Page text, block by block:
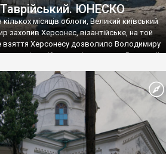
ЮНЕСКО
кількох місяців облоги, Великий київський
захопив Херсонес, візантійське, на той
взяття Херсонесу дозволило Володимиру
візантійському імператору Василю ІІ,
язичник, став Василем-
потім було Хрещення Русі. На честь
названо місто […]